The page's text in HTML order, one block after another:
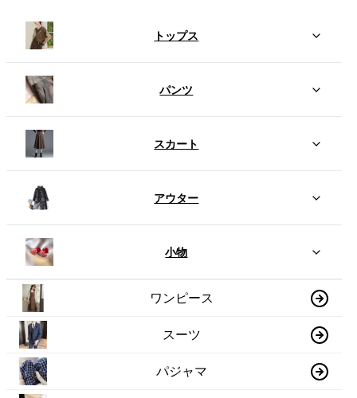
トップス
パンツ
スカート
アウター
小物
ワンピース
スーツ
パジャマ